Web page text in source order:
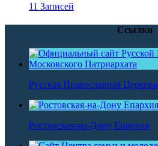
11 Записей
Ссылки
Русская Православная Церковь
Ростовская-на-Дону Епархия